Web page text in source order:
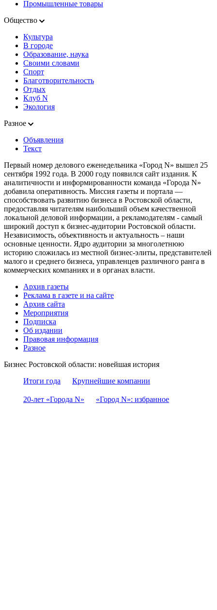
Промышленные товары
Общество
Культура
В городе
Образование, наука
Своими словами
Спорт
Благотворительность
Отдых
Клуб N
Экология
Разное
Объявления
Текст
Первый номер делового еженедельника «Город N» вышел 25
сентября 1992 года. В 2000 году появился сайт издания. К
аналитичности и информированности команда «Города N»
добавила оперативность. Миссия газеты и портала —
способствовать развитию бизнеса в Ростовской области,
предоставляя читателям наибольший объем качественной
локальной деловой информации, а рекламодателям - самый
широкий доступ к бизнес-аудитории Ростовской области.
Независимость, объективность и актуальность – наши
основные ценности. Ядро аудитории за многолетнюю
историю сложилась из местной бизнес-элиты, представителей
малого и среднего бизнеса, управленцев различного ранга в
коммерческих компаниях и в органах власти.
Архив газеты
Реклама в газете и на сайте
Архив сайта
Мероприятия
Подписка
Об издании
Правовая информация
Разное
Бизнес Ростовской области: новейшая история
Итоги года
Крупнейшие компании
20-лет «Города N» «Город N»: избранное